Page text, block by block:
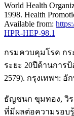
World Health
1998. Health
Available from:
HPR-HEP-98.1
กรมควบคุมโรค ก
ระยะ 20ปีด้านการ
2579). กรุงเทพฯ:
ธัญชนก ขุมทอง, วิร
ที่มีผลต่อความรอบ